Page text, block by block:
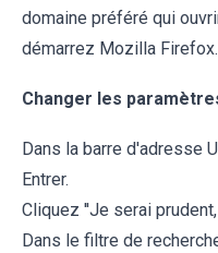
domaine préféré qui
démarrez Mozilla Firefox.
Changer les
Dans la barre d'adresse
Entrer.
Cliquez ''Je serai
Dans le filtre de